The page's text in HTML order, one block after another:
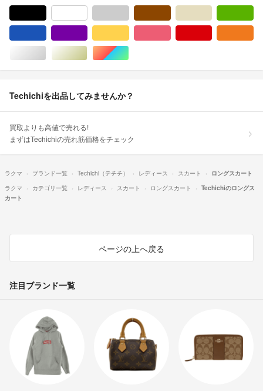
シルバー/銀色系ゴールド/金色系マルチカラー
Techichiを出品してみませんか？
買取よりも高値で売れる!
まずはTechichiの売れ筋価格をチェック
ラクマ ブランド一覧 Techichi（テチチ） レディース スカート
ロングスカート
ラクマ
カテゴリ一覧 レディース スカート ロングスカート
Techichiのロングス
カート
ページの上へ戻る
注目ブランド一覧